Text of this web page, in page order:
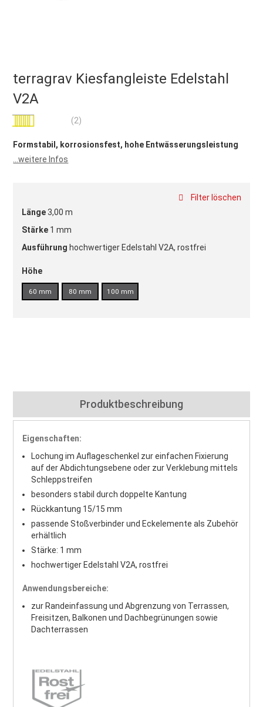
terragrav Kiesfangleiste Edelstahl
V2A
Bewertung: (2)
Formstabil, korrosionsfest, hohe Entwässerungsleistung
...weitere Infos
Filter löschen
Höhe
60 mm 80 mm 100 mm
Länge3,00 m
Stärke 1 mm
Ausführung hochwertiger Edelstahl V2A, rostfrei
Produktbeschreibung
Eigenschaften:
Lochung im Auflageschenkel zur einfachen Fixierung
auf der Abdichtungsebene oder zur Verklebung mittels
Schleppstreifen
besonders stabil durch doppelte Kantung
Rückkantung 15/15 mm
passende Stoßverbinder und Eckelemente als Zubehör
erhältlich
Stärke: 1 mm
hochwertiger Edelstahl V2A, rostfrei
Anwendungsbereiche:
zur Randeinfassung und Abgrenzung von Terrassen,
Freisitzen, Balkonen und Dachbegrünungen sowie
Dachterrassen